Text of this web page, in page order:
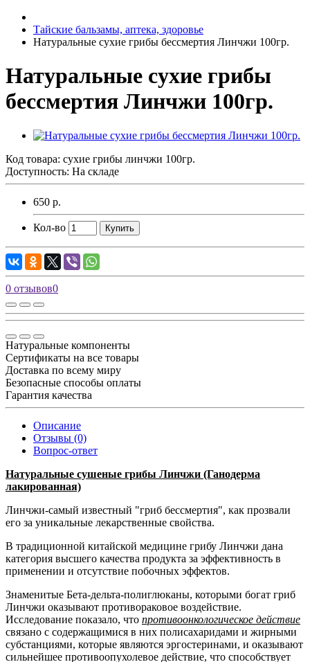
Тайские бальзамы, аптека, здоровье
Натуральные сухие грибы бессмертия Линчжи 100гр.
Натуральные сухие грибы
бессмертия Линчжи 100гр.
Код товара: сухие грибы линчжи 100гр.
Доступность: На складе
650 р.
Кол-во Купить
0 отзывов0
Натуральные компоненты
Сертификаты на все товары
Доставка по всему миру
Безопасные способы оплаты
Гарантия качества
Описание
Отзывы (0)
Вопрос-ответ
Натуральные сушеные грибы Линчжи (Ганодерма
лакированная)
Линчжи-самый известный "гриб бессмертия", как прозвали
его за уникальные лекарственные свойства.
В традиционной китайской медицине грибу Линчжи дана
категория высшего качества продукта за эффективность в
применении и отсутствие побочных эффектов.
Знаменитые Бета-дельта-полиглюканы, которыми богат гриб
Линчжи оказывают противораковое воздействие.
Исследование показало, что противоонкологическое действие
связано с содержащимися в них полисахаридами и жирными
субстанциями, которые являются эргостеринами, и оказывают
сильнейшее противоопухолевое действие, что способствует